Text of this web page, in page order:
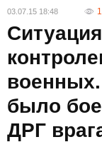
03.07.15 18:48
было
ДРГ